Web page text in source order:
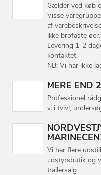
Gælder ved køb
Visse
af
ikke brofaste øer.
Levering 1-2
kontaktet.
NB: Vi har ikke
MERE END
Professionel
vi i tvivl,
Vi har flere
udstyrsbutik og
trailersalg